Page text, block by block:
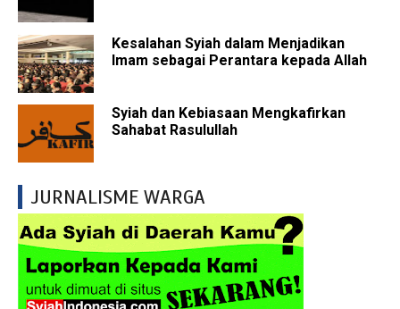
Kesalahan Syiah dalam Menjadikan
Imam sebagai Perantara kepada Allah
Syiah dan Kebiasaan Mengkafirkan
Sahabat Rasulullah
JURNALISME WARGA